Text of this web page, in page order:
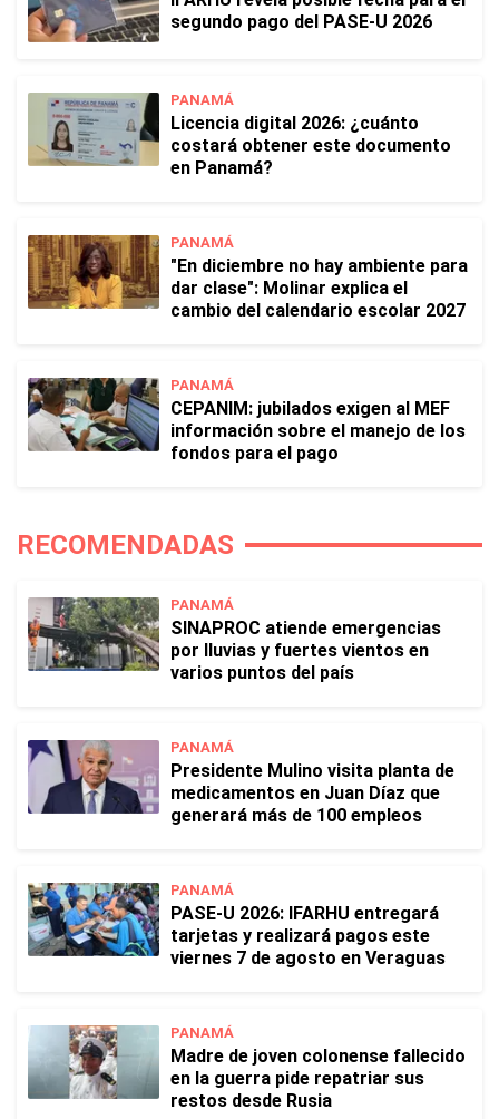
segundo pago del PASE-U 2026
PANAMÁ
Licencia digital 2026: ¿cuánto
costará obtener este documento
en Panamá?
PANAMÁ
"En diciembre no hay ambiente para
dar clase": Molinar explica el
cambio del calendario escolar 2027
PANAMÁ
CEPANIM: jubilados exigen al MEF
información sobre el manejo de los
fondos para el pago
RECOMENDADAS
PANAMÁ
SINAPROC atiende emergencias
por lluvias y fuertes vientos en
varios puntos del país
PANAMÁ
Presidente Mulino visita planta de
medicamentos en Juan Díaz que
generará más de 100 empleos
PANAMÁ
PASE-U 2026: IFARHU entregará
tarjetas y realizará pagos este
viernes 7 de agosto en Veraguas
PANAMÁ
Madre de joven colonense fallecido
en la guerra pide repatriar sus
restos desde Rusia